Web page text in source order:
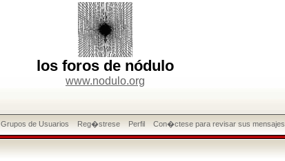
los foros de nódulo
www.nodulo.org
Grupos de Usuarios Reg�strese Perfil Con�ctese para revisar sus mensajes